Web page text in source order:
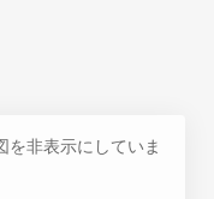
を非表示にしていま